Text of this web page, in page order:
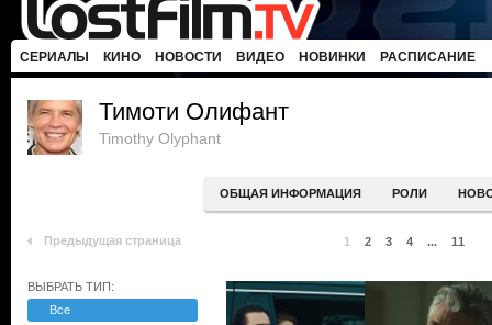
СЕРИАЛЫ КИНО НОВОСТИ ВИДЕО НОВИНКИ РАСПИСАНИЕ
Тимоти Олифант
Timothy Olyphant
ОБЩАЯ ИНФОРМАЦИЯ РОЛИ
Предыдущая страница 1 2 3 4 ... 11
ВЫБРАТЬ ТИП:
Все